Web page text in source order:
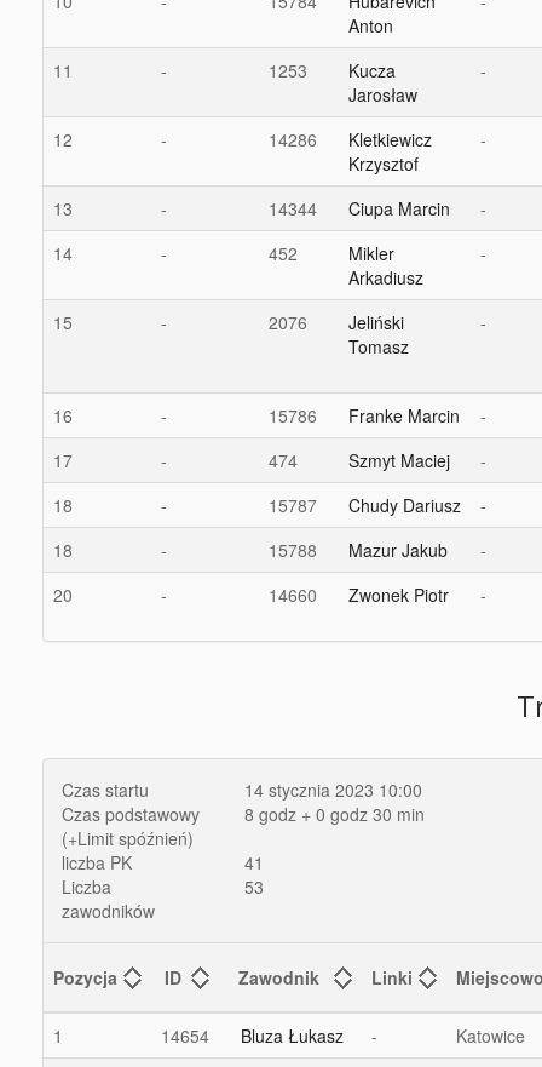
Anton
11 - 1253
Kucza
Jarosław
-
12 - 14286
Kletkiewicz
Krzysztof
-
13 - 14344 Ciupa Marcin
-
14
- 452
Mikler
Arkadiusz
-
15 - 2076
Jeliński
Tomasz
-
16 - 15786 Franke Marcin
-
17
- 474 Szmyt Maciej
-
18
- 15787 Chudy Dariusz
-
18
- 15788 Mazur Jakub
-
20
- 14660 Zwonek Piotr -
Czas startu
14 stycznia 2023 10:00
Czas podstawowy
(+Limit spóźnień)
8 godz + 0 godz 30 min
liczba PK
41
Liczba
zawodników
53
Pozycja ID Zawodnik Linki
1 14654 Bluza Łukasz -
Katowice